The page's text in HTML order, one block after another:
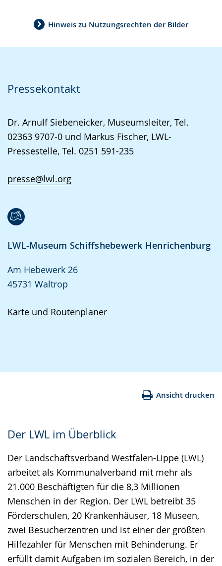
Hinweis zu Nutzungsrechten der Bilder
Pressekontakt
Dr. Arnulf Siebeneicker, Museumsleiter, Tel.
02363 9707-0 und Markus Fischer, LWL-
Pressestelle, Tel. 0251 591-235
presse@lwl.org
LWL-Museum Schiffshebewerk Henrichenburg
Am Hebewerk 26
45731 Waltrop
Karte und Routenplaner
Ansicht drucken
Der LWL im Überblick
Der Landschaftsverband Westfalen-Lippe (LWL)
arbeitet als Kommunalverband mit mehr als
21.000 Beschäftigten für die 8,3 Millionen
Menschen in der Region. Der LWL betreibt 35
Förderschulen, 20 Krankenhäuser, 18 Museen,
zwei Besucherzentren und ist einer der größten
Hilfezahler für Menschen mit Behinderung. Er
erfüllt damit Aufgaben im sozialen Bereich, in der